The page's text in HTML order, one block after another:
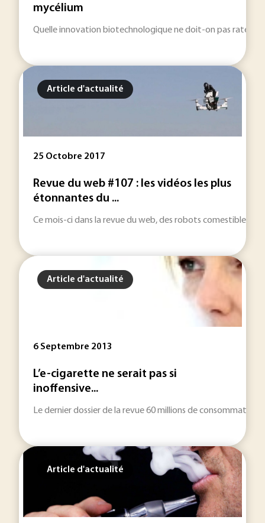
mycélium
Quelle innovation biotechnologique ne doit-on pas rater
Article d'actualité
25 Octobre 2017
Revue du web #107 : les vidéos les plus
étonnantes du ...
Ce mois-ci dans la revue du web, des robots comestibles,
Article d'actualité
6 Septembre 2013
L’e-cigarette ne serait pas si
inoffensive...
Le dernier dossier de la revue 60 millions de
Article d'actualité